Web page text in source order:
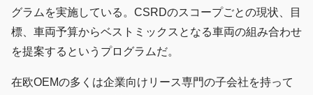
グラムを実施している。CSRDのスコープごとの現状、目
標、車両予算からベストミックスとなる車両の組み合わせ
を提案するというプログラムだ。
在欧OEMの多くは企業向けリース専門の子会社を持って